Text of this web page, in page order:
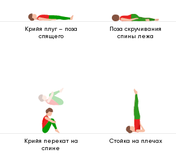
Крийя плуг – поза
спящего
Поза скручивания
спины лежа
Крийя перекат на
спине
Стойка на плечах